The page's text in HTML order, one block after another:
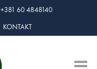
+381 60 4848140
KONTAKT